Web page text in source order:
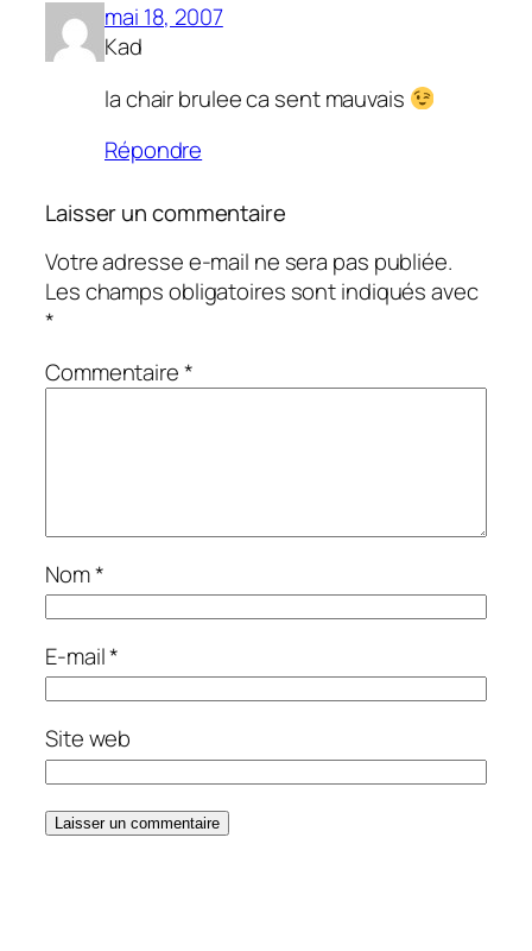
mai 18, 2007
Kad
la chair brulee ca sent mauvais
Répondre
Laisser un commentaire
Votre adresse e-mail ne sera pas publiée.
Les champs obligatoires sont indiqués avec
*
Commentaire*
Nom*
E-mail*
Site web